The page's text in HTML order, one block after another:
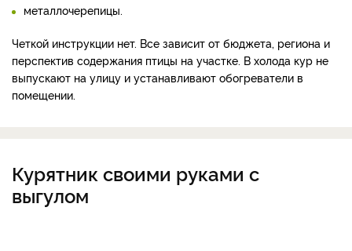
металлочерепицы.
Четкой инструкции нет. Все зависит от бюджета, региона и
перспектив содержания птицы на участке. В холода кур не
выпускают на улицу и устанавливают обогреватели в
помещении.
Курятник своими руками с
выгулом